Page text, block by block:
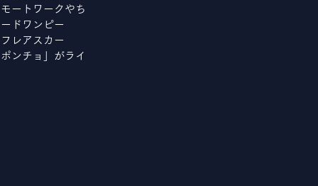
ートワークやち
ドワンピー
レアスカー
ンチョ」がライ